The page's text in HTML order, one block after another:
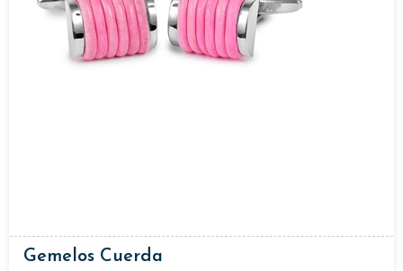
Gemelos Cuerda